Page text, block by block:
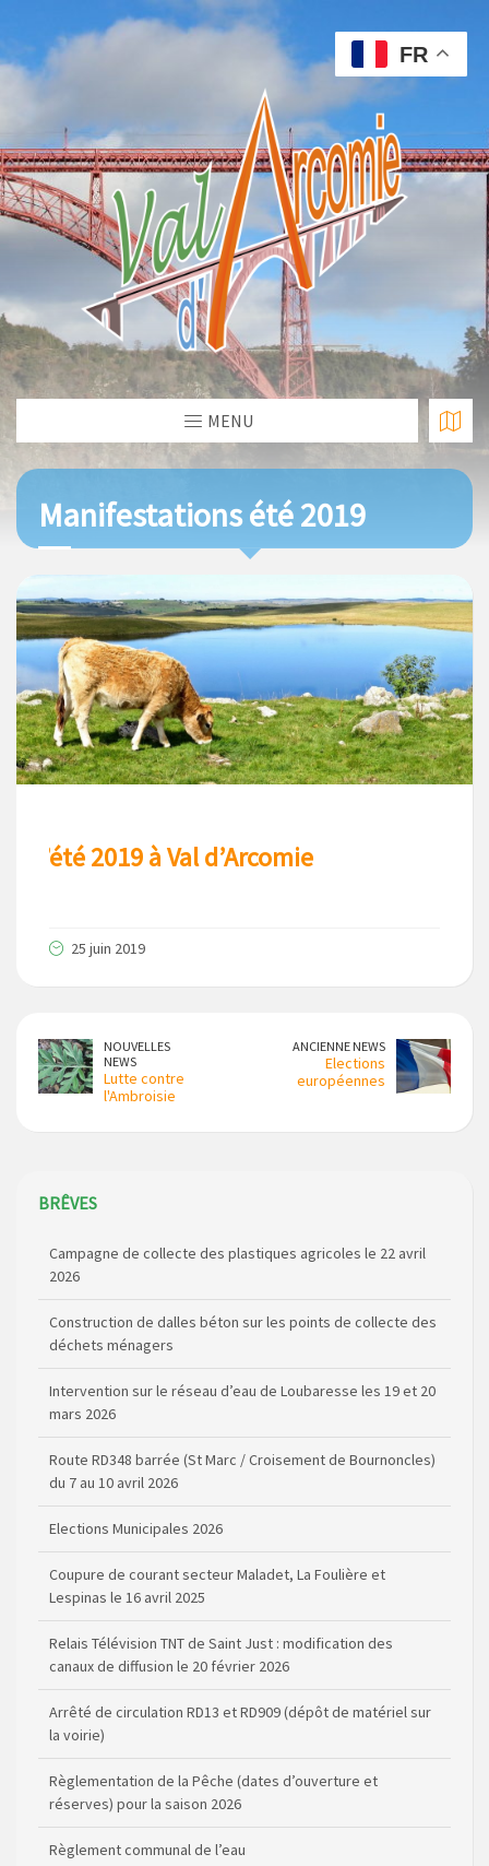
MENU
Manifestations été 2019
L’été 2019 à Val d’Arcomie
25 juin 2019
NOUVELLES
NEWS
Lutte contre
l'Ambroisie
ANCIENNE NEWS
Elections
européennes
BRÊVES
Campagne de collecte des plastiques agricoles le 22 avril
2026
Construction de dalles béton sur les points de collecte des
déchets ménagers
Intervention sur le réseau d’eau de Loubaresse les 19 et 20
mars 2026
Route RD348 barrée (St Marc / Croisement de Bournoncles)
du 7 au 10 avril 2026
Elections Municipales 2026
Coupure de courant secteur Maladet, La Foulière et
Lespinas le 16 avril 2025
Relais Télévision TNT de Saint Just : modification des
canaux de diffusion le 20 février 2026
Arrêté de circulation RD13 et RD909 (dépôt de matériel sur
la voirie)
Règlementation de la Pêche (dates d’ouverture et
réserves) pour la saison 2026
Règlement communal de l’eau
FR